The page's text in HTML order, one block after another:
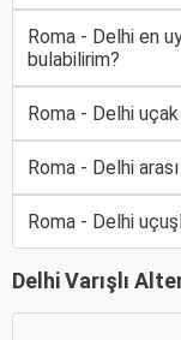
Roma - Delhi en
bulabilirim?
Roma - Delhi
Roma - Delhi
Roma - Delhi
Delhi Varışlı